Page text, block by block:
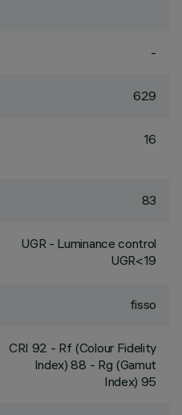
-
629
16
83
UGR - Luminance control
UGR<19
fisso
CRI 92 - Rf (Colour Fidelity
Index) 88 - Rg (Gamut
Index) 95